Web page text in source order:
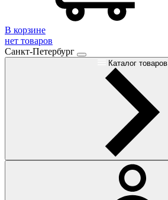
В корзине
нет товаров
Санкт-Петербург
Каталог товаров